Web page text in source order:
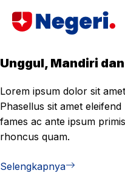
Unggul, Mandiri
Lorem ipsum dolor sit
Phasellus sit amet
fames ac ante ipsum
rhoncus quam.
Selengkapnya